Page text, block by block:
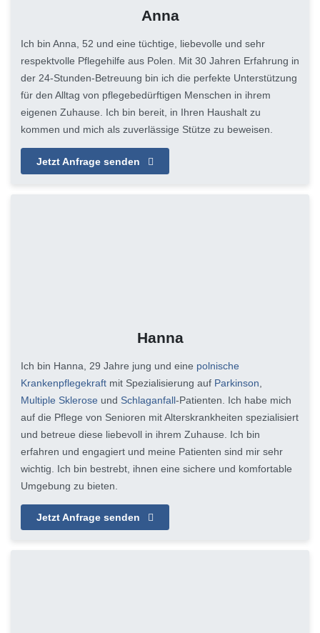
Anna
Ich bin Anna, 52 und eine tüchtige, liebevolle und sehr
respektvolle Pflegehilfe aus Polen. Mit 30 Jahren Erfahrung in
der 24-Stunden-Betreuung bin ich die perfekte Unterstützung
für den Alltag von pflegebedürftigen Menschen in ihrem
eigenen Zuhause. Ich bin bereit, in Ihren Haushalt zu
kommen und mich als zuverlässige Stütze zu beweisen.
Jetzt Anfrage senden
Hanna
Ich bin Hanna, 29 Jahre jung und eine polnische
Krankenpflegekraft mit Spezialisierung auf Parkinson
Multiple Sklerose und Schlaganfall-Patienten. Ich habe mich
auf die Pflege von Senioren mit Alterskrankheiten spezialisiert
und betreue diese liebevoll in ihrem Zuhause. Ich bin
erfahren und engagiert und meine Patienten sind mir sehr
wichtig. Ich bin bestrebt, ihnen eine sichere und komfortable
Umgebung zu bieten.
Jetzt Anfrage senden